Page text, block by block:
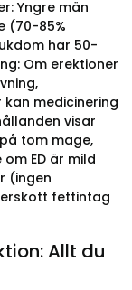
Yngre män
(70-85%
har 50-
Om erektioner
medicinering
visar
tom mage,
ED är mild
(ingen
fettintag
Allt du